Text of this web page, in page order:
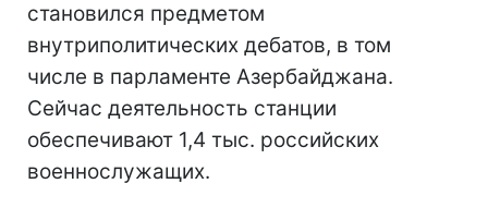
становился предметом
внутриполитических дебатов, в том
числе в парламенте Азербайджана.
Сейчас деятельность станции
обеспечивают 1,4 тыс. российских
военнослужащих.